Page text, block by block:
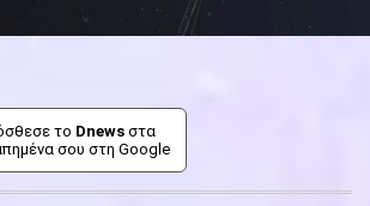
το Dnews στα
σου στη Google